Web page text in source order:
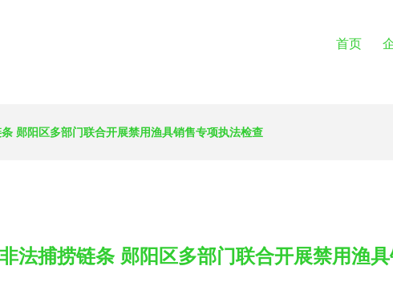
首页
郧阳区多部门联合开展禁用渔具销售专项执法检查
法捕捞链条 郧阳区多部门联合开展禁用渔